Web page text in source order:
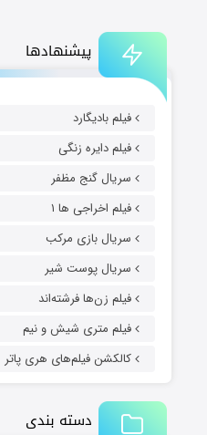
پیشنهادها
فیلم بادیگارد
فیلم دایره زنگی
سریال گنج مظفر
فیلم اخراجی ها ۱
سریال بازی مرکب
سریال پوست شیر
فیلم زن‌ها فرشته‌اند
فیلم متری شیش و نیم
کالکشن فیلم‌های هری پاتر
دسته بندی